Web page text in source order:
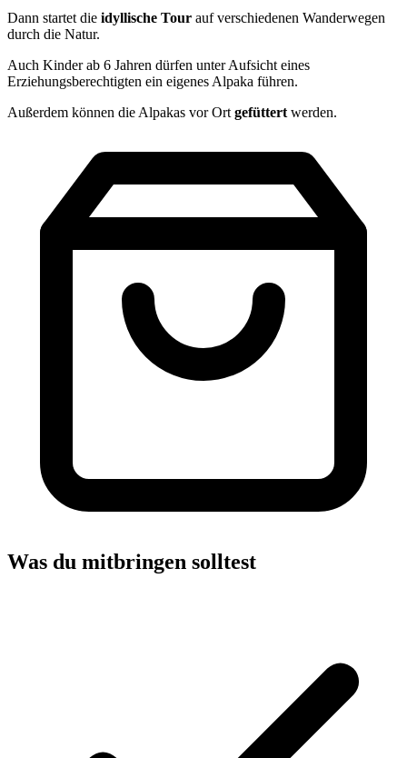
Dann startet die idyllische Tour auf verschiedenen Wanderwegen
durch die Natur.
Auch Kinder ab 6 Jahren dürfen unter Aufsicht eines
Erziehungsberechtigten ein eigenes Alpaka führen.
Außerdem können die Alpakas vor Ort gefüttert werden.
Was du mitbringen solltest